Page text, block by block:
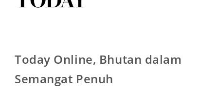
Today Online, Bhutan dalam
Semangat Penuh